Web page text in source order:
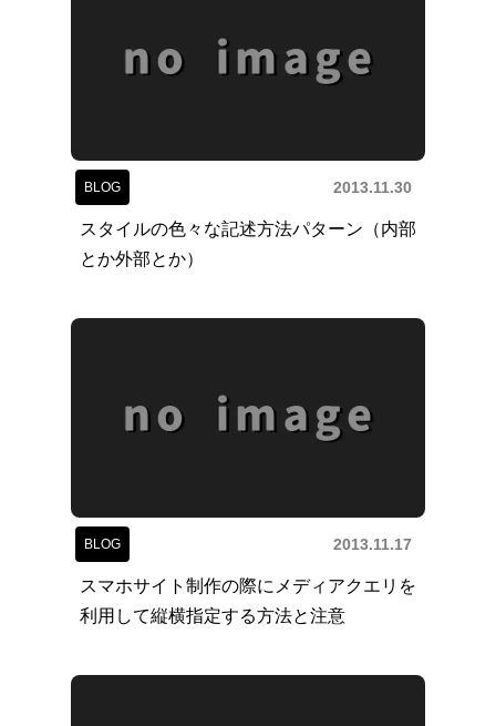
BLOG 2013.11.30
スタイルの色々な記述方法パターン（内部
とか外部とか）
BLOG 2013.11.17
スマホサイト制作の際にメディアクエリを
利用して縦横指定する方法と注意